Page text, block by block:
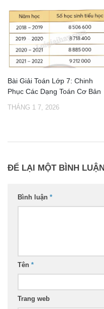
Bài Giải Toán Lớp 7: Chinh
Phục Các Dạng Toán Cơ Bản
THÁNG 1 7, 2026
ĐỂ LẠI MỘT BÌNH LUẬN
Bình luận *
Tên *
Trang web